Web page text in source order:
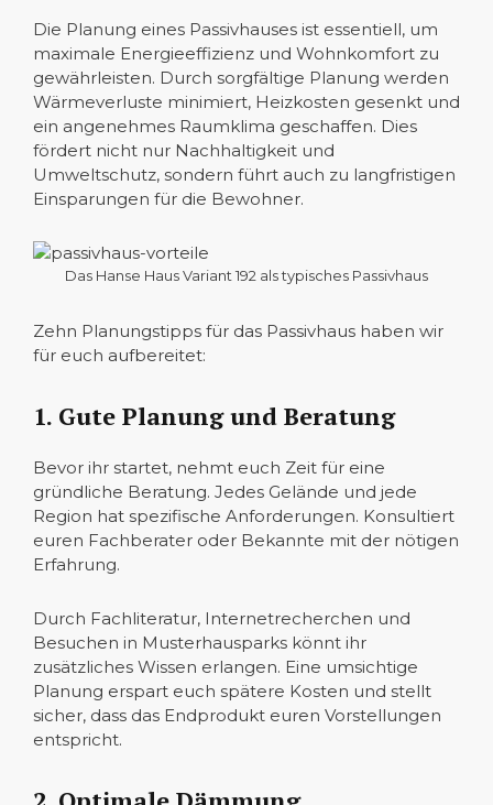
Die Planung eines Passivhauses ist essentiell, um
maximale Energieeffizienz und Wohnkomfort zu
gewährleisten. Durch sorgfältige Planung werden
Wärmeverluste minimiert, Heizkosten gesenkt und
ein angenehmes Raumklima geschaffen. Dies
fördert nicht nur Nachhaltigkeit und
Umweltschutz, sondern führt auch zu langfristigen
Einsparungen für die Bewohner.
Das Hanse Haus Variant 192 als typisches Passivhaus
Zehn Planungstipps für das Passivhaus haben wir
für euch aufbereitet:
1. Gute Planung und Beratung
Bevor ihr startet, nehmt euch Zeit für eine
gründliche Beratung. Jedes Gelände und jede
Region hat spezifische Anforderungen. Konsultiert
euren Fachberater oder Bekannte mit der nötigen
Erfahrung.
Durch Fachliteratur, Internetrecherchen und
Besuchen in Musterhausparks könnt ihr
zusätzliches Wissen erlangen. Eine umsichtige
Planung erspart euch spätere Kosten und stellt
sicher, dass das Endprodukt euren Vorstellungen
entspricht.